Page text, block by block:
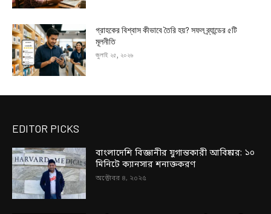
গ্রাহকের বিশ্বাস কীভাবে তৈরি হয়? সফল ব্র্যান্ডের ৫টি
মূলনীতি
জুলাই ২৫, ২০২৬
EDITOR PICKS
বাংলাদেশি বিজ্ঞানীর যুগান্তকারী আবিষ্কার: ১০
মিনিটে ক্যানসার শনাক্তকরণ
অক্টোবর ৪, ২০২৫